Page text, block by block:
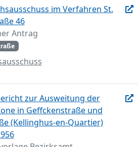
im Verfahren St.
46
Antrag
zur Ausweitung der
in Geffckenstraße und
(Kellinghus-en-Quartier)